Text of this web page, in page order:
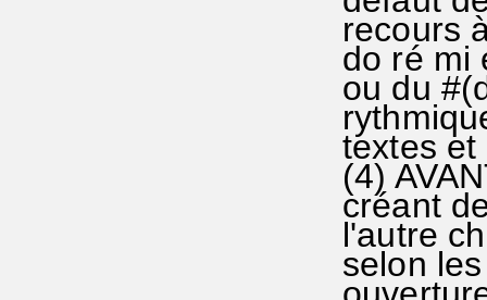
recours
do ré mi
ou du
textes et
(4)
créant
l'autre
selon